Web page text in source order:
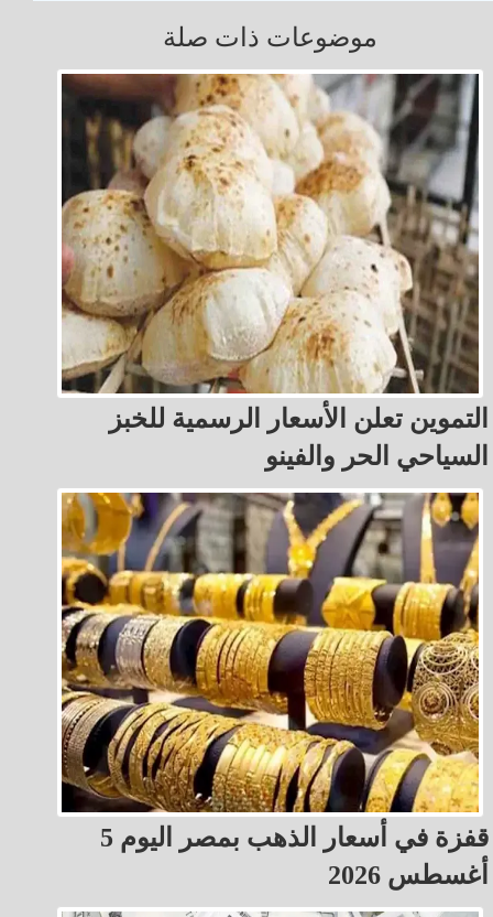
موضوعات ذات صلة
التموين تعلن الأسعار الرسمية للخبز
السياحي الحر والفينو
قفزة في أسعار الذهب بمصر اليوم 5
أغسطس 2026